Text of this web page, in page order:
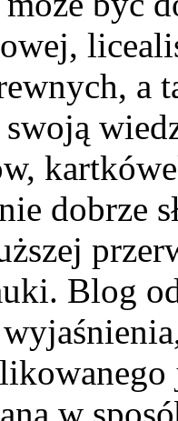
a
dobrze
Blog
w